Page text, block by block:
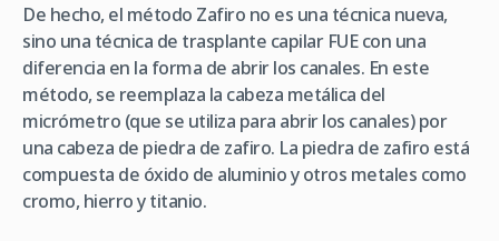
De hecho, el método Zafiro no es una técnica nueva,
sino una técnica de trasplante capilar FUE con una
diferencia en la forma de abrir los canales. En este
método, se reemplaza la cabeza metálica del
micrómetro (que se utiliza para abrir los canales) por
una cabeza de piedra de zafiro. La piedra de zafiro está
compuesta de óxido de aluminio y otros metales como
cromo, hierro y titanio.